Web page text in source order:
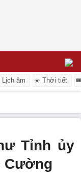
Lịch âm ☀️ Thời tiết
Tỉnh ủy
Cường